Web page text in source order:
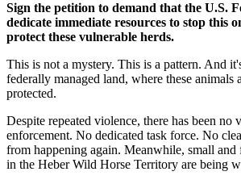
Sign the petition to demand that the U.S.
dedicate immediate resources to stop this
protect these vulnerable herds.
This is not a mystery. This is a pattern. And
federally managed land, where these animals
protected.
Despite repeated violence, there has been no
enforcement. No dedicated task force. No
from happening again. Meanwhile, small and
in the Heber Wild Horse Territory are being